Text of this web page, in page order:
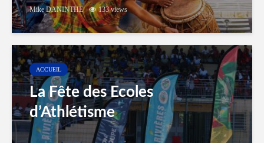
Mike DANINTHE 133 views
ACCUEIL
La Fête des Ecoles
d’Athlétisme